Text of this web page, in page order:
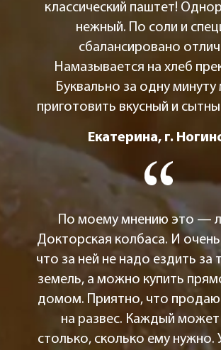
классический паштет!
нежный. По соли и
сбалансировано
Намазывается на хлеб
Буквально за одну
приготовить вкусный и
Екатерина, г.
По моему мнению это —
Докторская колбаса. И
что за ней не надо ездить за
земель, а можно купить
домом. Приятно, что
на развес. Каждый может
столько, сколько ему нужно.